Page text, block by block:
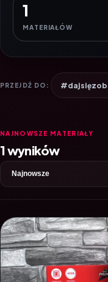
1
MATERIAŁÓW
PRZEJDŹ DO:
NAJNOWSZE MATERIAŁY
1 wyników